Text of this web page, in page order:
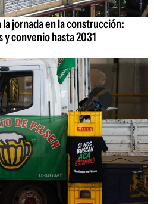
jornada en la construcción:
y convenio hasta 2031